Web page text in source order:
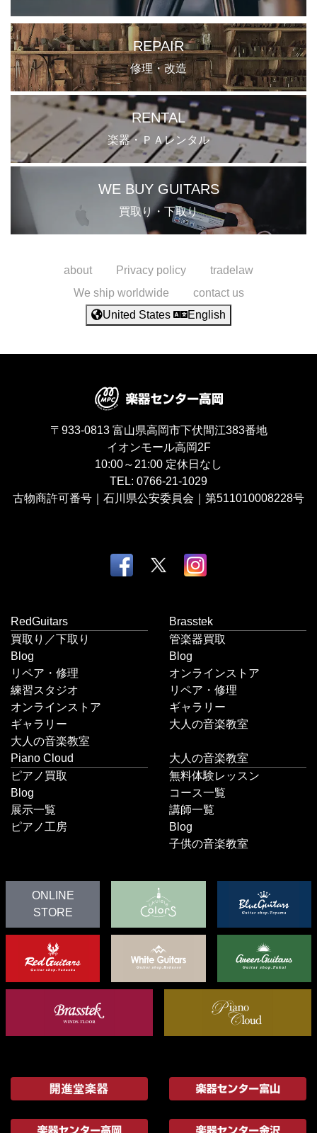
REPAIR
修理・改造
RENTAL
楽器・ＰＡレンタル
WE BUY GUITARS
買取り・下取り
about Privacy policy
tradelaw
We ship worldwide
contact us
United States
English
〒933-0813 富山県高岡市下伏間江383番地
イオンモール高岡2F
10:00～21:00 定休日なし
TEL: 0766-21-1029
古物商許可番号｜石川県公安委員会｜第511010008228号
RedGuitars
買取り／下取り
Blog
リペア・修理
練習スタジオ
オンラインストア
ギャラリー
大人の音楽教室
Brasstek
管楽器買取
Blog
オンラインストア
リペア・修理
ギャラリー
大人の音楽教室
Piano Cloud
ピアノ買取
Blog
展示一覧
ピアノ工房
大人の音楽教室
無料体験レッスン
コース一覧
講師一覧
Blog
子供の音楽教室
ONLINE
STORE